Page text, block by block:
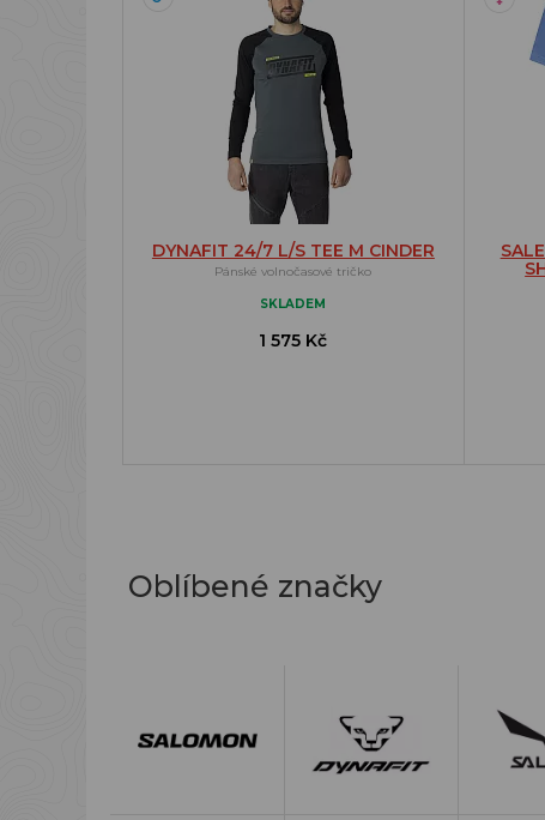
DYNAFIT 24/7 L/S TEE M CINDER
Pánské volnočasové tričko
SKLADEM
1 575 Kč
Oblíbené značky